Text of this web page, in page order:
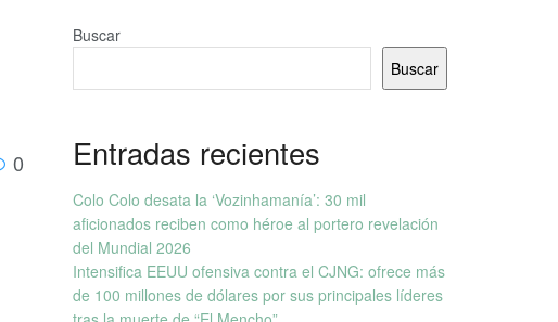
0
Buscar
Buscar
Entradas recientes
Colo Colo desata la ‘Vozinhamanía’: 30 mil
aficionados reciben como héroe al portero revelación
del Mundial 2026
Intensifica EEUU ofensiva contra el CJNG: ofrece más
de 100 millones de dólares por sus principales líderes